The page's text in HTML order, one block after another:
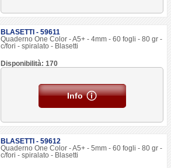
BLASETTI - 59611
Quaderno One Color - A5+ - 4mm - 60 fogli - 80 gr -
c/fori - spiralato - Blasetti
Disponibilità: 170
Info
BLASETTI - 59612
Quaderno One Color - A5+ - 5mm - 60 fogli - 80 gr -
c/fori - spiralato - Blasetti